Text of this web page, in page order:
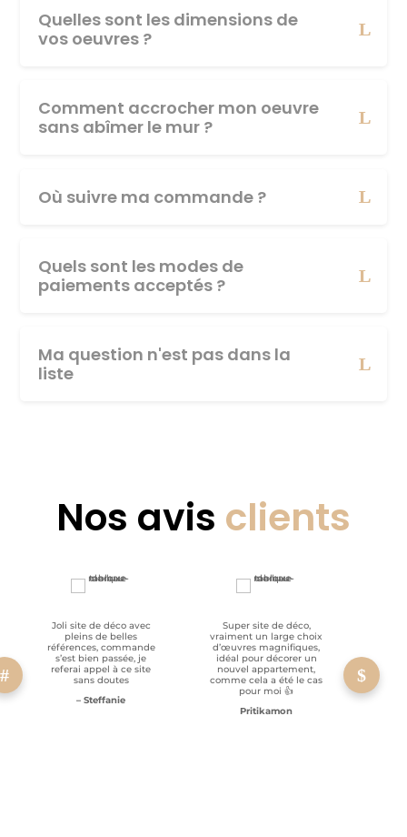
Quelles sont les dimensions de
vos oeuvres ?
Comment accrocher mon oeuvre
sans abîmer le mur ?
Où suivre ma commande ?
Quels sont les modes de
paiements acceptés ?
Ma question n'est pas dans la
liste
Nos avis clients
Joli site de déco avec
pleins de belles
références, commande
s’est bien passée, je
referai appel à ce site
sans doutes
– Steffanie
Super site de déco,
vraiment un large choix
d’œuvres magnifiques,
idéal pour décorer un
nouvel appartement,
comme cela a été le cas
pour moi 👍
Pritikamon